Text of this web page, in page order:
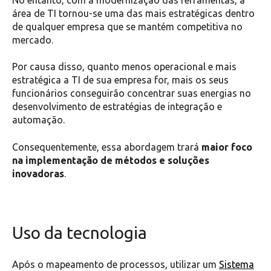
área de TI tornou-se uma das mais estratégicas dentro
de qualquer empresa que se mantém competitiva no
mercado.
Por causa disso, quanto menos operacional e mais
estratégica a TI de sua empresa for, mais os seus
funcionários conseguirão concentrar suas energias no
desenvolvimento de estratégias de integração e
automação.
Consequentemente, essa abordagem trará maior foco
na implementação de métodos e soluções
inovadoras.
Uso da tecnologia
Após o mapeamento de processos, utilizar um Sistema